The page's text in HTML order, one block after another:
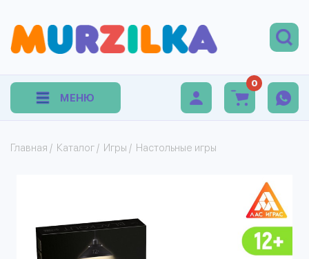
МЕНЮ
0
Главная / Каталог / Игры / Настольные игры